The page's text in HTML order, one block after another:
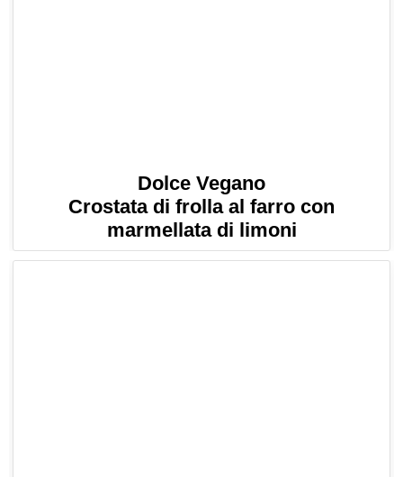
Dolce Vegano
Crostata di frolla al farro con
marmellata di limoni